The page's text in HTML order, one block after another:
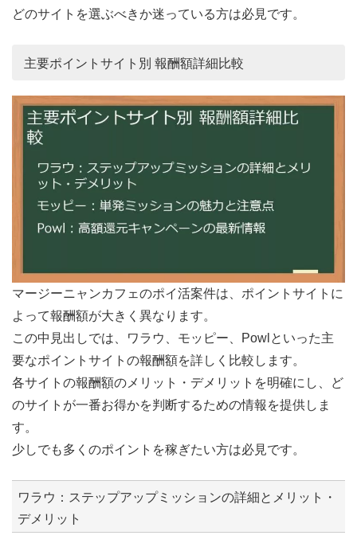
どのサイトを選ぶべきか迷っている方は必見です。
主要ポイントサイト別 報酬額詳細比較
マージーニャンカフェのポイ活案件は、ポイントサイトに
よって報酬額が大きく異なります。
この中見出しでは、ワラウ、モッピー、Powlといった主
要なポイントサイトの報酬額を詳しく比較します。
各サイトの報酬額のメリット・デメリットを明確にし、ど
のサイトが一番お得かを判断するための情報を提供しま
す。
少しでも多くのポイントを稼ぎたい方は必見です。
ワラウ：ステップアップミッションの詳細とメリット・
デメリット